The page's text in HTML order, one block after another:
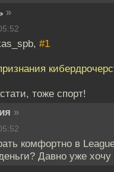
»
#1
тоже спорт!
»
комфортно в
Давно уже